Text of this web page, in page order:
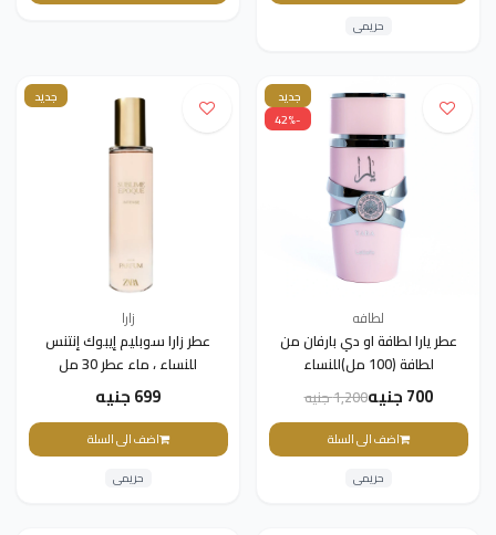
حريمى
جديد
-42%
لطافه
عطر يارا لطافة او دي بارفان من
لطافة (100 مل)للنساء
700 جنيه 1,200 جنيه
اضف الى السلة
حريمى
جديد
زارا
عطر زارا سوبليم إيبوك إنتنس
للنساء ، ماء عطر 30 مل
699 جنيه
اضف الى السلة
حريمى